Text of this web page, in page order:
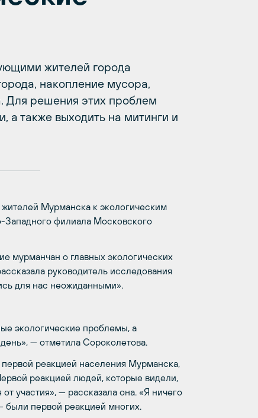
жителей города
накопление мусора,
Для решения этих проблем
а также выходить на митинги и
Мурманска к экологическим
Западного филиала Московского
мурманчан о главных экологических
руководитель исследования
для нас неожиданными».
экологические проблемы, а
— отметила Сороколетова.
реакцией населения Мурманска,
реакцией людей, которые видели,
участия», — рассказала она. «Я ничего
были первой реакцией многих.